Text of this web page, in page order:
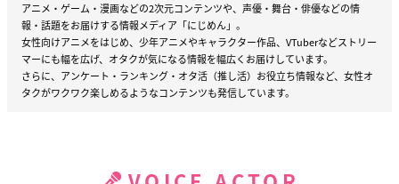
アニメ・ゲーム・漫画などの2次元コンテンツや、声優・舞台・俳優などの情
報・話題をお届けする情報メディア「にじめん」。
女性向けアニメをはじめ、少年アニメやキャラクター作品、VTuberなどストリー
マーにも幅を広げ、オタクが気になる情報を幅広くお届けしています。
さらに、アンケート・ランキング・オタ活（推し活）お役立ち情報など、女性オ
タクがワクワク楽しめるようなコンテンツも発信しています。